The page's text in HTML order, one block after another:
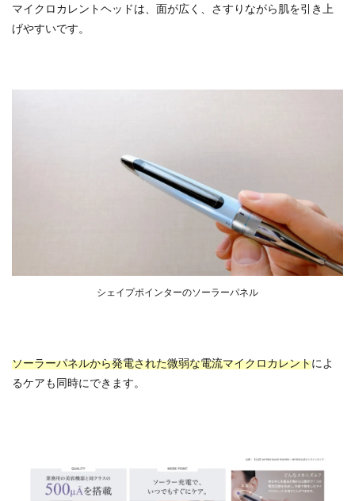
マイクロカレントヘッドは、面が広く、さすりながら肌を引き上
げやすいです。
シェイプポインターのソーラーパネル
ソーラーパネルから発電された微弱な電流マイクロカレントによ
るケアも同時にできます。